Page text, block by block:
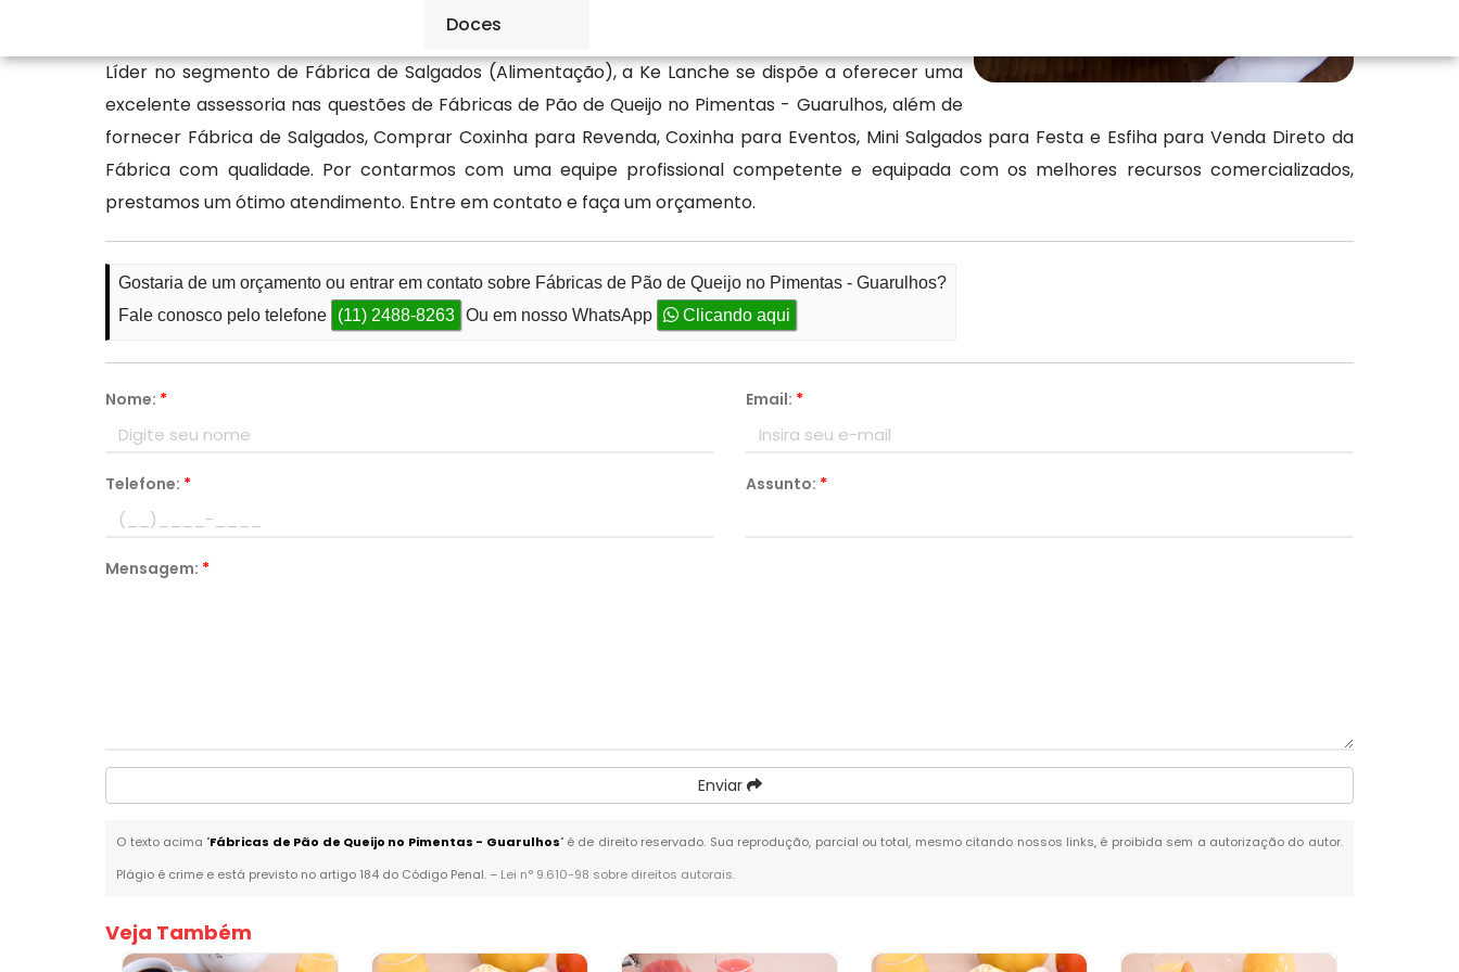
Doces
Líder no segmento de Fábrica de Salgados (Alimentação), a Ke Lanche se dispõe a oferecer uma
excelente assessoria nas questões de Fábricas de Pão de Queijo no Pimentas - Guarulhos, além de
fornecer Fábrica de Salgados, Comprar Coxinha para Revenda, Coxinha para Eventos, Mini Salgados para Festa e Esfiha para Venda Direto da
Fábrica com qualidade. Por contarmos com uma equipe profissional competente e equipada com os melhores recursos comercializados,
prestamos um ótimo atendimento. Entre em contato e faça um orçamento.
Gostaria de um orçamento ou entrar em contato sobre Fábricas de Pão de Queijo no Pimentas - Guarulhos?
Fale conosco pelo telefone
(11) 2488-8263 Ou em nosso WhatsApp Clicando aqui
Nome: * Email: *
Telefone: * Assunto: *
Mensagem: *
Enviar
O texto acima "Fábricas de Pão de Queijo no Pimentas - Guarulhos" é de direito reservado. Sua reprodução, parcial ou total, mesmo citando nossos links, é proibida sem a autorização do autor.
Plágio é crime e está previsto no artigo 184 do Código Penal. – Lei n° 9.610-98 sobre direitos autorais.
Veja Também